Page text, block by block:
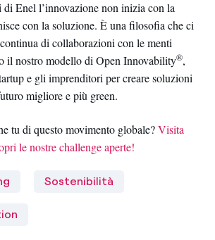
di Enel l’innovazione non inizia con la
con la soluzione. È una filosofia che ci
di collaborazioni con le menti
il nostro modello di Open Innovability®,
e gli imprenditori per creare soluzioni
migliore e più green.
tu di questo movimento globale?Visita
le nostre challenge aperte!
Sostenibilità